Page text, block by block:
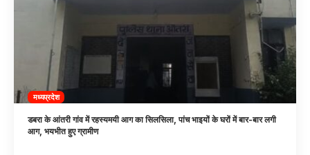
मध्यप्रदेश
डबरा के आंतरी गांव में रहस्यमयी आग का सिलसिला, पांच भाइयों के घरों में बार-बार लगी
आग, भयभीत हुए ग्रामीण